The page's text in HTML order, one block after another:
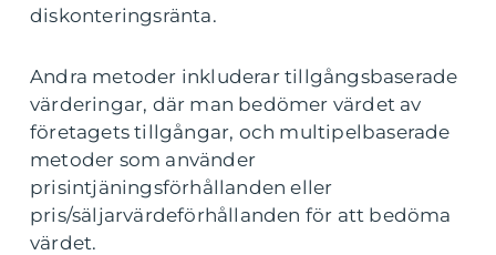
diskonteringsränta.
Andra metoder inkluderar tillgångsbaserade
värderingar, där man bedömer värdet av
företagets tillgångar, och multipelbaserade
metoder som använder
prisintjäningsförhållanden eller
pris/säljarvärdeförhållanden för att bedöma
värdet.